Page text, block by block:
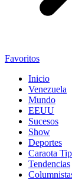
Favoritos
Inicio
Venezuela
Mundo
EEUU
Sucesos
Show
Deportes
Caraota
Tendencias